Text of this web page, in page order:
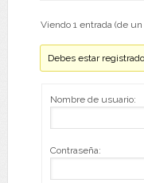
Viendo 1 entrada (de un
Debes estar
Nombre de usuario:
Contraseña: